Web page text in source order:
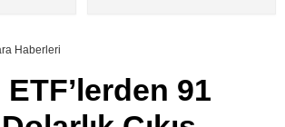
Youtube
Haberleri
91